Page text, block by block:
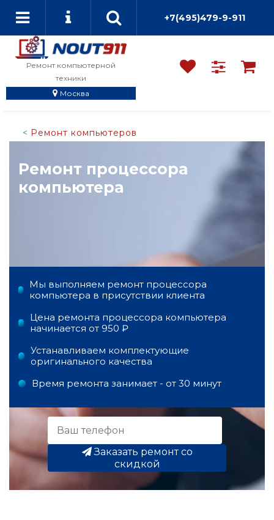
+7(495)479-9-911
Ремонт компьютерной
техники
Москва
Ремонт компьютеров
Ремонт процессора
компьютера
Мы выполняем ремонт процессора
компьютера в присутствии клиента
Цена ремонта процессора компьютера
начинается от 950 ₽
Устанавливаем комплектующие
оригинального качества
Время ремонта занимает - от 30 минут
Заказать ремонт со
скидкой